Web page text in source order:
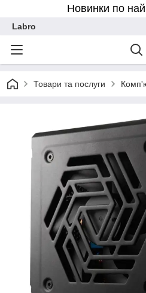
Новинки по
Labro
Товари та послуги